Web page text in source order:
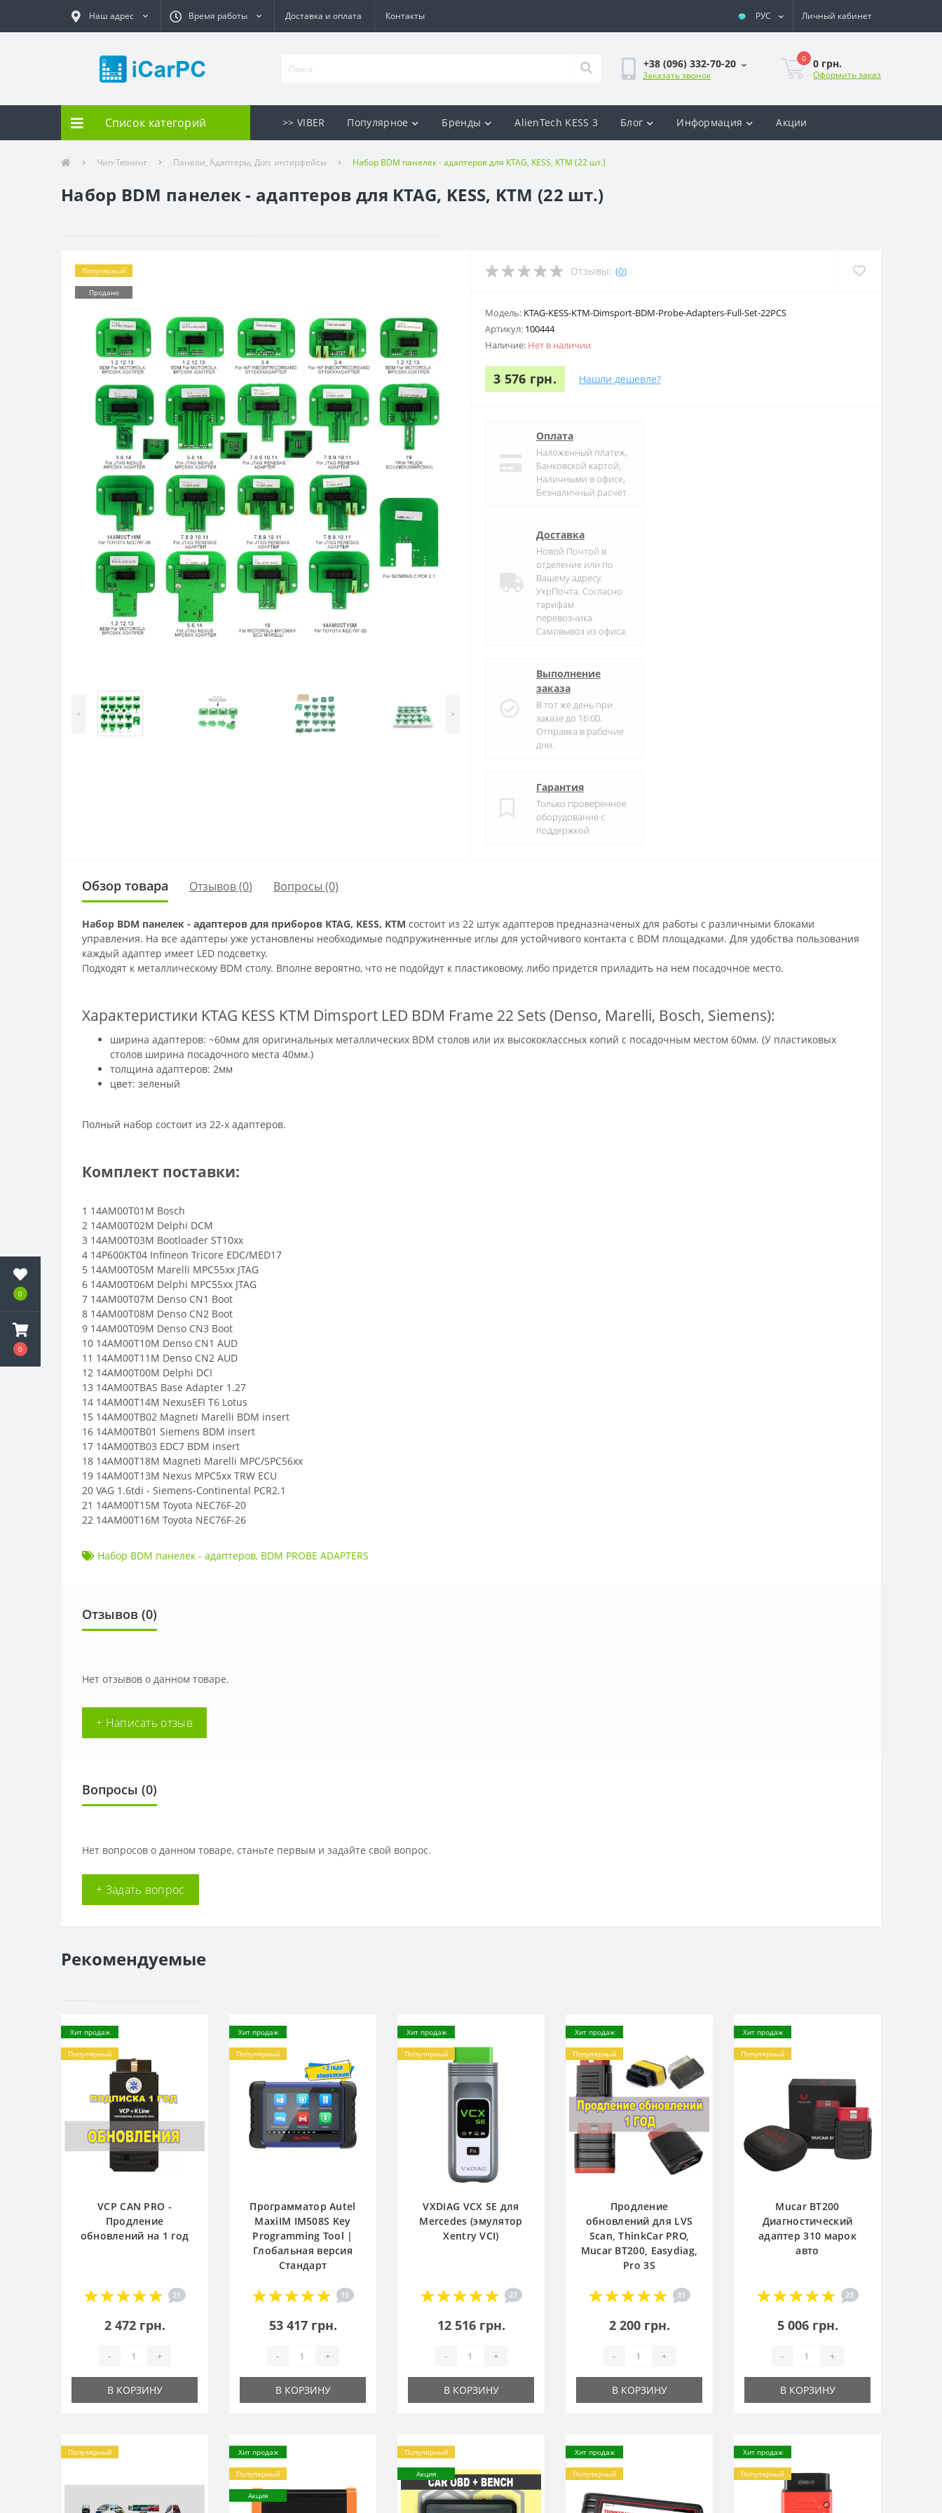
0
0
Наш адрес Время работы Доставка и оплата Контакты РУС Личный кабинет
+38 (096) 332-70-20
Заказать звонок
0 0 грн.
Оформить заказ
Список категорий >> VIBER Популярное Бренды AlienTech KESS 3 Блог Информация Акции
Чип-Тюнинг Панели, Адаптеры, Доп. интерфейсы Набор BDM панелек - адаптеров для KTAG, KESS, KTM (22 шт.)
Набор BDM панелек - адаптеров для KTAG, KESS, KTM (22 шт.)
Популярный
Продано
< >
Отзывы: (0)
Модель: KTAG-KESS-KTM-Dimsport-BDM-Probe-Adapters-Full-Set-22PCS
Артикул: 100444
Наличие: Нет в наличии
3 576 грн. Нашли дешевле?
Оплата
Наложенный платеж,
Банковской картой,
Наличными в офисе,
Безналичный расчет
Доставка
Новой Почтой в
отделение или по
Вашему адресу.
УкрПочта. Согласно
тарифам
перевозчика.
Самовывоз из офиса.
Выполнение
заказа
В тот же день при
заказе до 16:00.
Отправка в рабочие
дни.
Гарантия
Только проверенное
оборудование с
поддержкой
Обзор товара Отзывов (0) Вопросы (0)
Набор BDM панелек - адаптеров для приборов KTAG, KESS, KTM состоит из 22 штук адаптеров предназначеных для работы с различными блоками
управления. На все адаптеры уже установлены необходимые подпружиненные иглы для устойчивого контакта с BDM площадками. Для удобства пользования
каждый адаптер имеет LED подсветку.
Подходят к металлическому BDM столу. Вполне вероятно, что не подойдут к пластиковому, либо придется приладить на нем посадочное место.
Характеристики KTAG KESS KTM Dimsport LED BDM Frame 22 Sets (Denso, Marelli, Bosch, Siemens):
ширина адаптеров: ~60мм для оригинальных металлических BDM столов или их высококлассных копий с посадочным местом 60мм. (У пластиковых
столов ширина посадочного места 40мм.)
толщина адаптеров: 2мм
цвет: зеленый
Полный набор состоит из 22-х адаптеров.
Комплект поставки:
1 14AM00T01M Bosch
2 14AM00T02M Delphi DCM
3 14AM00T03M Bootloader ST10xx
4 14P600KT04 Infineon Tricore EDC/MED17
5 14AM00T05M Marelli MPC55xx JTAG
6 14AM00T06M Delphi MPC55xx JTAG
7 14AM00T07M Denso CN1 Boot
8 14AM00T08M Denso CN2 Boot
9 14AM00T09M Denso CN3 Boot
10 14AM00T10M Denso CN1 AUD
11 14AM00T11M Denso CN2 AUD
12 14AM00T00M Delphi DCI
13 14AM00TBAS Base Adapter 1.27
14 14AM00T14M NexusEFI T6 Lotus
15 14AM00TB02 Magneti Marelli BDM insert
16 14AM00TB01 Siemens BDM insert
17 14AM00TB03 EDC7 BDM insert
18 14AM00T18M Magneti Marelli MPC/SPC56xx
19 14AM00T13M Nexus MPC5xx TRW ECU
20 VAG 1.6tdi - Siemens-Continental PCR2.1
21 14AM00T15M Toyota NEC76F-20
22 14AM00T16M Toyota NEC76F-26
Набор BDM панелек - адаптеров, BDM PROBE ADAPTERS
Отзывов (0)
Нет отзывов о данном товаре.
+ Написать отзыв
Вопросы (0)
Нет вопросов о данном товаре, станьте первым и задайте свой вопрос.
+ Задать вопрос
Рекомендуемые
Хит продаж
Популярный
VCP CAN PRO -
Продление
обновлений на 1 год
21
2 472 грн.
- +
В КОРЗИНУ
Хит продаж
Популярный
Программатор Autel
MaxiIM IM508S Key
Programming Tool |
Глобальная версия
Стандарт
15
53 417 грн.
- +
В КОРЗИНУ
Хит продаж
Популярный
VXDIAG VCX SE для
Mercedes (эмулятор
Xentry VCI)
27
12 516 грн.
- +
В КОРЗИНУ
Хит продаж
Популярный
Продление
обновлений для LVS
Scan, ThinkCar PRO,
Mucar BT200, Easydiag,
Pro 3S
31
2 200 грн.
- +
В КОРЗИНУ
Хит продаж
Популярный
Mucar BT200
Диагностический
адаптер 310 марок
авто
23
5 006 грн.
- +
В КОРЗИНУ
Популярный Хит продаж
Популярный
Акция
Популярный
Акция
Хит продаж
Популярный
Хит продаж
Популярный